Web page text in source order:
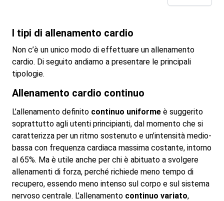
I tipi di allenamento cardio
Non c’è un unico modo di effettuare un allenamento
cardio. Di seguito andiamo a presentare le principali
tipologie.
Allenamento cardio continuo
L’allenamento definito continuo uniforme è suggerito
soprattutto agli utenti principianti, dal momento che si
caratterizza per un ritmo sostenuto e un’intensità medio-
bassa con frequenza cardiaca massima costante, intorno
al 65%. Ma è utile anche per chi è abituato a svolgere
allenamenti di forza, perché richiede meno tempo di
recupero, essendo meno intenso sul corpo e sul sistema
nervoso centrale. L’allenamento continuo variato,